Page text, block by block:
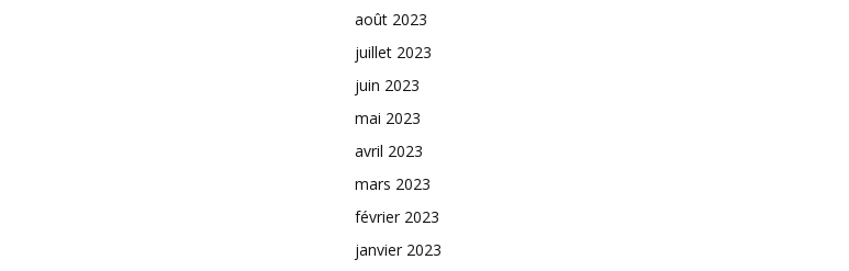
août 2023
juillet 2023
juin 2023
mai 2023
avril 2023
mars 2023
février 2023
janvier 2023